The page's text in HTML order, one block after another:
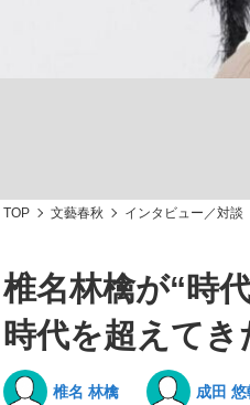
「90%は失敗する。で
「敗因分析は一切聞かれ
キングの誕生を、目撃せ
TOP 文藝春秋 インタビュー／対談
椎名林檎が“時
時代を超えて
椎名 林檎 成田 悠